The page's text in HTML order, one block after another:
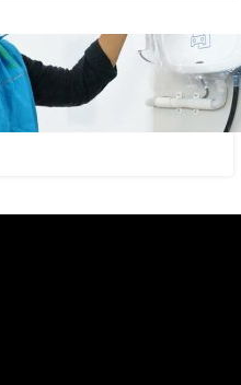
Baru Gunakan Home
PLN